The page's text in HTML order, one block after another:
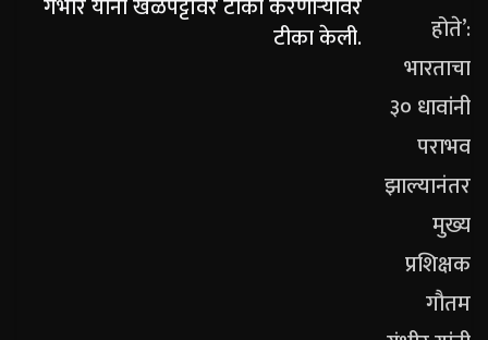
टीका केली.